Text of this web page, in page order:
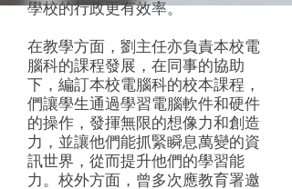
學校的行政更有效率。
​在教學方面，劉主任亦負責本校電
腦科的課程發展，在同事的協助
下，編訂本校電腦科的校本課程，
們讓學生通過學習電腦軟件和硬件
的操作，發揮無限的想像力和創造
力，並讓他們能抓緊瞬息萬變的資
訊世界，從而提升他們的學習能
力。校外方面，曾多次應教育署邀